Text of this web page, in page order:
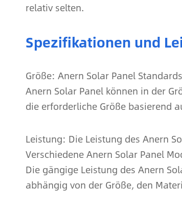
relativ selten.
Spezifikationen und
Größe: Anern Solar Panel
Anern Solar Panel können in der
die erforderliche Größe basierend
Leistung: Die Leistung des Anern
Verschiedene Anern Solar Panel
Die gängige Leistung des Anern
abhängig von der Größe, den